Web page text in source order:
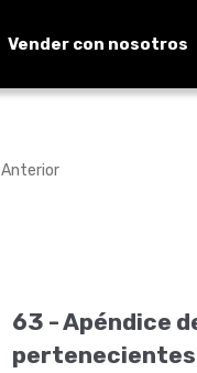
Vender con nosotros
Anterior
63 -Apéndice
pertenecientes